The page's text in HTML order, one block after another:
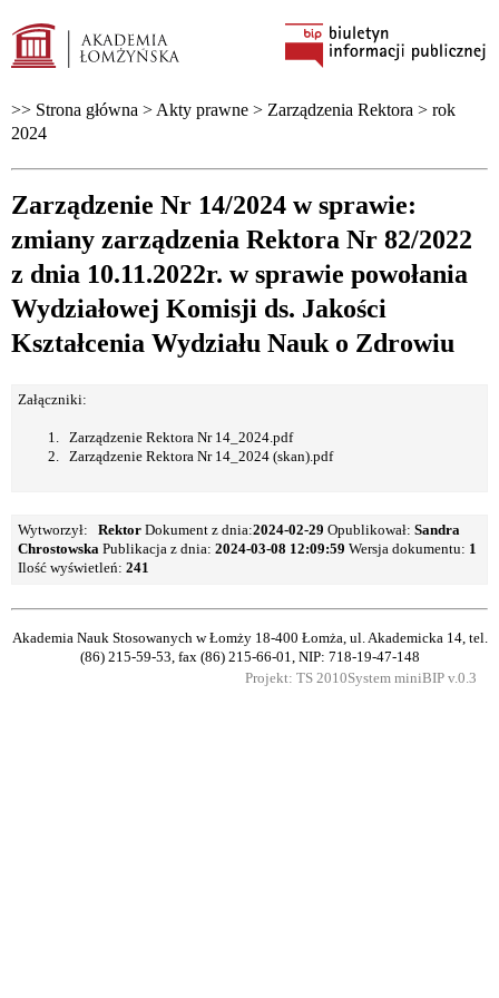
>> Strona główna > Akty prawne > Zarządzenia Rektora > rok
2024
Zarządzenie Nr 14/2024 w sprawie:
zmiany zarządzenia Rektora Nr 82/2022
z dnia 10.11.2022r. w sprawie powołania
Wydziałowej Komisji ds. Jakości
Kształcenia Wydziału Nauk o Zdrowiu
Załączniki:
Zarządzenie Rektora Nr 14_2024.pdf
Zarządzenie Rektora Nr 14_2024 (skan).pdf
Wytworzył: Rektor Dokument z dnia:2024-02-29 Opublikował: Sandra
Chrostowska Publikacja z dnia: 2024-03-08 12:09:59 Wersja dokumentu: 1
Ilość wyświetleń: 241
Akademia Nauk Stosowanych w Łomży18-400 Łomża, ul. Akademicka 14, tel.
(86) 215-59-53, fax (86) 215-66-01, NIP: 718-19-47-148
Projekt: TS 2010System miniBIP v.0.3